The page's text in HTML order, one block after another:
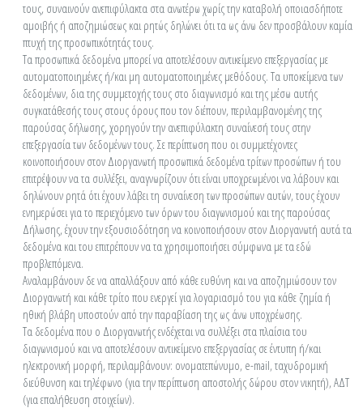
τους, συναινούν ανεπιφύλακτα στα ανωτέρω χωρίς την καταβολή οποιασδήποτε
αμοιβής ή αποζημιώσεως και ρητώς δηλώνει ότι τα ως άνω δεν προσβάλουν καμία
πτυχή της προσωπικότητάς τους.
Τα προσωπικά δεδομένα μπορεί να αποτελέσουν αντικείμενο επεξεργασίας με
αυτοματοποιημένες ή/και μη αυτοματοποιημένες μεθόδους. Τα υποκείμενα των
δεδομένων, δια της συμμετοχής τους στο διαγωνισμό και της μέσω αυτής
συγκατάθεσής τους στους όρους που τον διέπουν, περιλαμβανομένης της
παρούσας δήλωσης, χορηγούν την ανεπιφύλακτη συναίνεσή τους στην
επεξεργασία των δεδομένων τους. Σε περίπτωση που οι συμμετέχοντες
κοινοποιήσουν στον Διοργανωτή προσωπικά δεδομένα τρίτων προσώπων ή του
επιτρέψουν να τα συλλέξει, αναγνωρίζουν ότι είναι υποχρεωμένοι να λάβουν και
δηλώνουν ρητά ότι έχουν λάβει τη συναίνεση των προσώπων αυτών, τους έχουν
ενημερώσει για το περιεχόμενο των όρων του διαγωνισμού και της παρούσας
Δήλωσης, έχουν την εξουσιοδότηση να κοινοποιήσουν στον Διοργανωτή αυτά τα
δεδομένα και του επιτρέπουν να τα χρησιμοποιήσει σύμφωνα με τα εδώ
προβλεπόμενα.
Αναλαμβάνουν δε να απαλλάξουν από κάθε ευθύνη και να αποζημιώσουν τον
Διοργανωτή και κάθε τρίτο που ενεργεί για λογαριασμό του για κάθε ζημία ή
ηθική βλάβη υποστούν από την παραβίαση της ως άνω υποχρέωσης.
Τα δεδομένα που ο Διοργανωτής ενδέχεται να συλλέξει στα πλαίσια του
διαγωνισμού και να αποτελέσουν αντικείμενο επεξεργασίας σε έντυπη ή/και
ηλεκτρονική μορφή, περιλαμβάνουν: ονοματεπώνυμο, e-mail, ταχυδρομική
διεύθυνση και τηλέφωνο (για την περίπτωση αποστολής δώρου στον νικητή), ΑΔΤ
(για επαλήθευση στοιχείων).